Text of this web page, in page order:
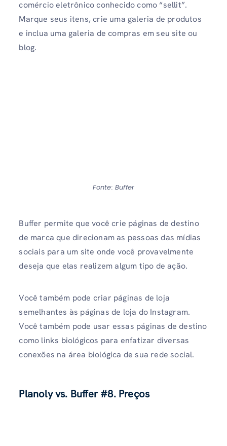
comércio eletrônico conhecido como “sellit”.
Marque seus itens, crie uma galeria de produtos
e inclua uma galeria de compras em seu site ou
blog.
Fonte: Buffer
Buffer permite que você crie páginas de destino
de marca que direcionam as pessoas das mídias
sociais para um site onde você provavelmente
deseja que elas realizem algum tipo de ação.
Você também pode criar páginas de loja
semelhantes às páginas de loja do Instagram.
Você também pode usar essas páginas de destino
como links biológicos para enfatizar diversas
conexões na área biológica de sua rede social.
Planoly vs. Buffer#8. Preços